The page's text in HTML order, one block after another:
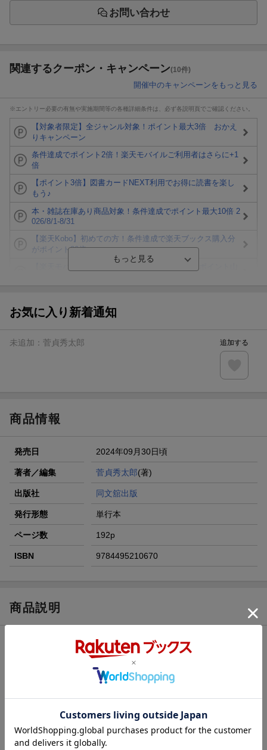
お問い合わせ
関連するクーポン・キャンペーン(10件)
開催中のキャンペーンをもっと見る
※エントリー必要の有無や実施期間等の各種詳細条件は、必ず各説明頁でご確認ください。
【対象者限定】全ジャンル対象！ポイント最大3倍 おかえ
りキャンペーン
条件達成でポイント2倍！楽天モバイルご利用者はさらに+1
倍
【ポイント3倍】図書カードNEXT利用でお得に読書を楽し
もう♪
本・雑誌在庫あり商品対象！条件達成でポイント最大10倍 2
026/8/1-8/31
【楽天Kobo】初めての方！条件達成で楽天ブックス購入分
がポイント20倍
ト山分け
エントリー＆3,000円以上購入で無料データSIM（3GB/月プ
楽天モバイル紹介キャンペーンの拡散で300円OFFクーポン
お気に入り新着通知
未追加： 菅貞秀太郎 追加する
商品情報
発売日 2024年09月30日頃
著者／編集 菅貞秀太郎(著)
出版社 同文舘出版
発行形態 単行本
ページ数 192p
ISBN 9784495210670
商品説明
内容紹介（JPROより）
昨今の報道にある驚きの会計処理ミスの背景には、管理者のチェ
ック不足がある。本書では、主に非営利組織の会計実務を対象
第1部 空チェックは危険です！伝票決裁の役割
第2部 一枚一枚が大切！トラブルに直結する経理ミスの予防
第3部 健全経営は伝票から！適正な決算書の作成によるトラブル